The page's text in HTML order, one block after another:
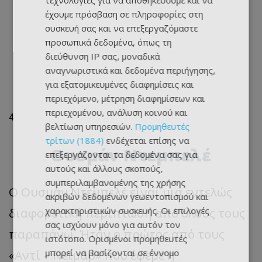
Ουσμάν Ντεμπελέ
Ο Ουσμάν Ντεμπελέ είναι μια εντελώς
διαφορετική περίπτωση από όλους τους
παραπάνω. Ήταν ο πρώτος από τους
«Αντί – Νεϊμάρ» που έφερε η
έχουμε πρόσβαση σε πληροφορίες στη
συσκευή σας και να επεξεργαζόμαστε
προσωπικά δεδομένα, όπως τη
διεύθυνση IP σας, μοναδικά
αναγνωριστικά και δεδομένα περιήγησης,
για εξατομικευμένες διαφημίσεις και
περιεχόμενο, μέτρηση διαφημίσεων και
περιεχομένου, ανάλυση κοινού και
βελτίωση υπηρεσιών. Προμηθευτές
τρίτων (1884) ενδέχεται επίσης να
επεξεργάζονται τα δεδομένα σας για
αυτούς και άλλους σκοπούς,
συμπεριλαμβανομένης της χρήσης
ακριβών δεδομένων γεωεντοπισμού και
χαρακτηριστικών συσκευής. Οι επιλογές
σας ισχύουν μόνο για αυτόν τον
ιστότοπο. Ορισμένοι προμηθευτές
μπορεί να βασίζονται σε έννομο